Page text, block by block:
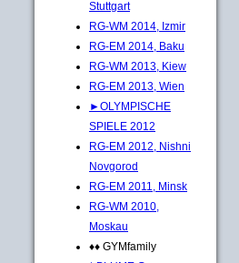
Stuttgart
RG-WM 2014, Izmir
RG-EM 2014, Baku
RG-WM 2013, Kiew
RG-EM 2013, Wien
►OLYMPISCHE
SPIELE 2012
RG-EM 2012, Nishni
Novgorod
RG-EM 2011, Minsk
RG-WM 2010,
Moskau
♦♦ GYMfamily